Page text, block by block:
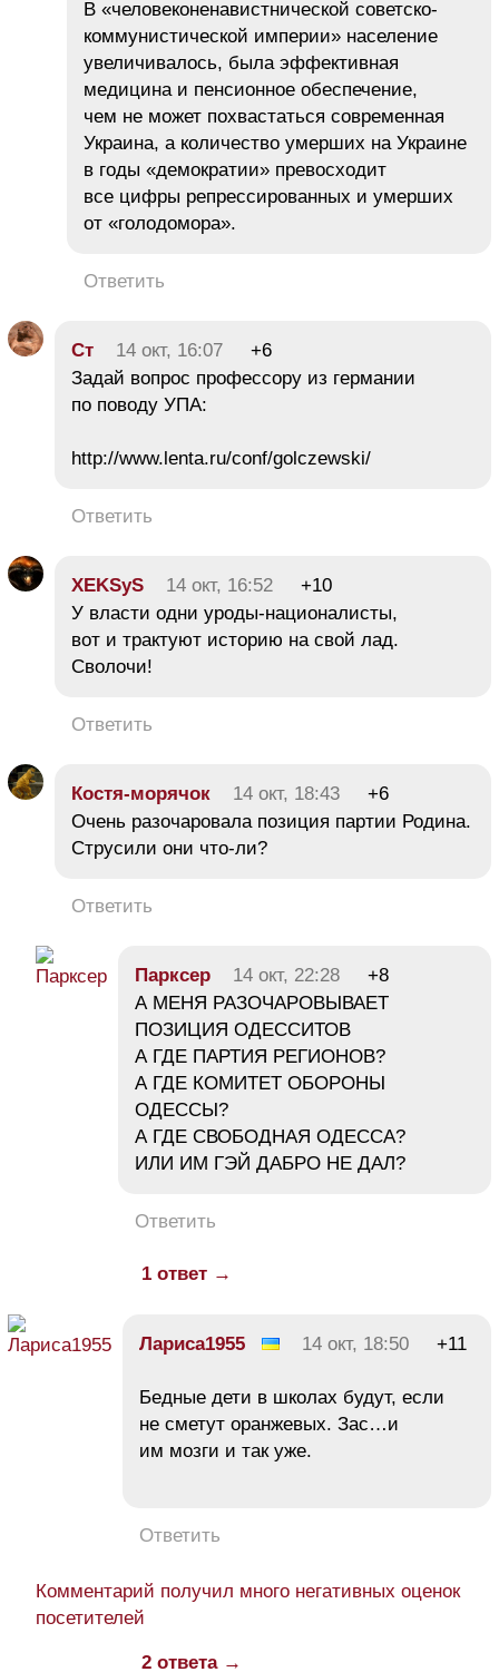
В «человеконенавистнической советско-
коммунистической империи» население
увеличивалось, была эффективная
медицина и пенсионное обеспечение,
чем не может похвастаться современная
Украина, а количество умерших на Украине
в годы «демократии» превосходит
все цифры репрессированных и умерших
от «голодомора».
Ответить
Ст 14 окт, 16:07
+6
Задай вопрос профессору из германии
по поводу УПА:
http://www.lenta.ru/conf/golczewski/
Ответить
XEKSyS 14 окт, 16:52
+10
У власти одни уроды-националисты,
вот и трактуют историю на свой лад.
Сволочи!
Ответить
Костя-морячок 14 окт, 18:43
+6
Очень разочаровала позиция партии Родина.
Струсили они что-ли?
Ответить
Парксер 14 окт, 22:28
+8
А МЕНЯ РАЗОЧАРОВЫВАЕТ
ПОЗИЦИЯ ОДЕССИТОВ
А ГДЕ ПАРТИЯ РЕГИОНОВ?
А ГДЕ КОМИТЕТ ОБОРОНЫ
ОДЕССЫ?
А ГДЕ СВОБОДНАЯ ОДЕССА?
ИЛИ ИМ ГЭЙ ДАБРО НЕ ДАЛ?
Ответить
1 ответ →
Лариса1955 14 окт, 18:50 +11
Бедные дети в школах будут, если
не сметут оранжевых. Зас…и
им мозги и так уже.
Ответить
Комментарий получил много негативных оценок
посетителей
2 ответа →